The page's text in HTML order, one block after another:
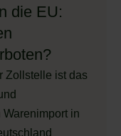
die EU:
Zollstelle ist das
in